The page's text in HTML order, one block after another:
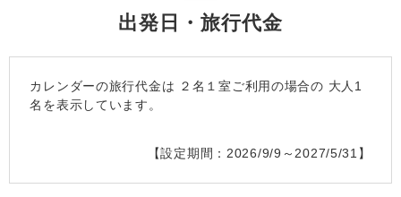
出発日・旅行代金
カレンダーの旅行代金は ２名１室ご利用の場合の 大人1
名を表示しています。
【設定期間：2026/9/9～2027/5/31】